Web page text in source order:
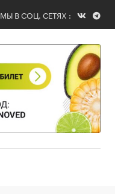
МЫ В СОЦ. СЕТЯХ :